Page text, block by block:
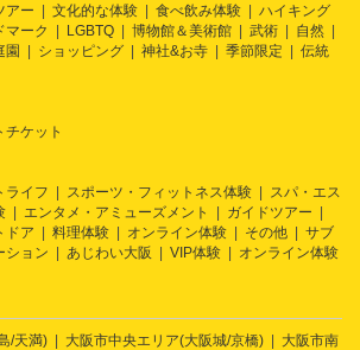
アー 文化的な体験 食べ飲み体験
ハイキング
マーク LGBTQ 博物館＆美術館 武術
自然
園 ショッピング 神社&お寺 季節限定
伝統
チケット
ライフ スポーツ・フィットネス体験
スパ・エス
エンタメ・アミューズメント
ガイドツアー
ドア 料理体験 オンライン体験 その他
サブ
ション あじわい大阪 VIP体験 オンライン体験
/天満) 大阪市中央エリア(大阪城/京橋)
大阪市南